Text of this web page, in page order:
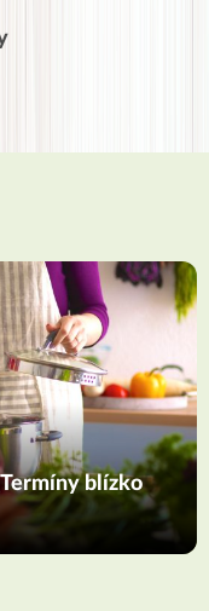
blízko